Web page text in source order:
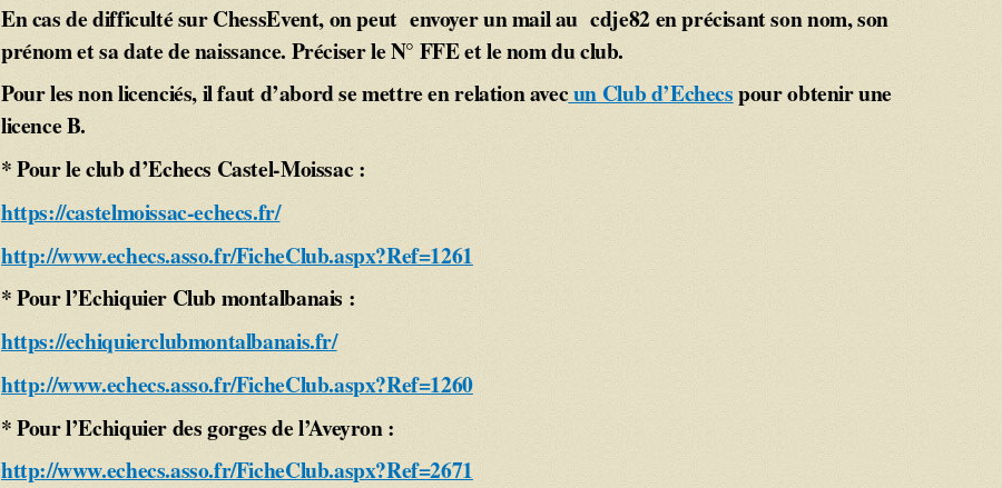
En cas de difficulté sur ChessEvent, on peut envoyer un mail au cdje82 en précisant son nom, son
prénom et sa date de naissance. Préciser le N° FFE et le nom du club.
Pour les non licenciés, il faut d’abord se mettre en relation avecun Club d’Echecspour obtenir une
licence B.
* Pour le club d’Echecs Castel-Moissac :
https://castelmoissac-echecs.fr/
http://www.echecs.asso.fr/FicheClub.aspx?Ref=1261
* Pour l’Echiquier Club montalbanais :
https://echiquierclubmontalbanais.fr/
http://www.echecs.asso.fr/FicheClub.aspx?Ref=1260
* Pour l’Echiquier des gorges de l’Aveyron :
http://www.echecs.asso.fr/FicheClub.aspx?Ref=2671